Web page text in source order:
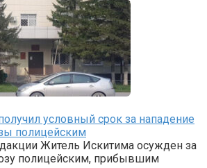
условный срок за нападение
полицейским
Житель Искитима осужден за
полицейским, прибывшим